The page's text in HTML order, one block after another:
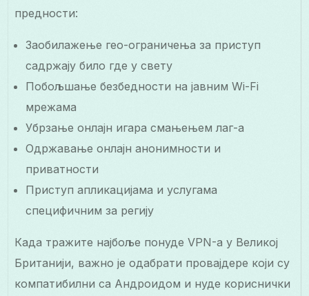
предности:
Заобилажење гео-ограничења за приступ
садржају било где у свету
Побољшање безбедности на јавним Wi-Fi
мрежама
Убрзање онлајн игара смањењем лаг-а
Одржавање онлајн анонимности и
приватности
Приступ апликацијама и услугама
специфичним за регију
Када тражите најбоље понуде VPN-а у Великој
Британији, важно је одабрати провајдере који су
компатибилни са Андроидом и нуде кориснички